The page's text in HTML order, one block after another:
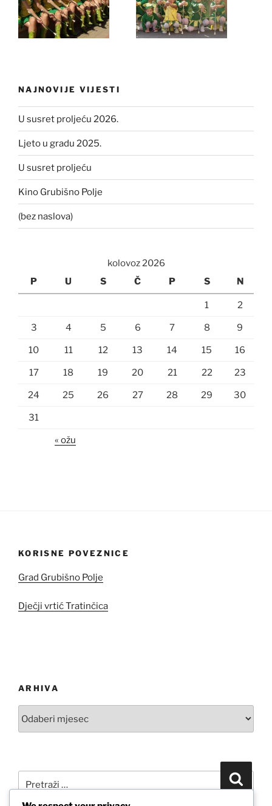
NAJNOVIJE VIJESTI
U susret proljeću 2026.
Ljeto u gradu 2025.
U susret proljeću
Kino Grubišno Polje
(bez naslova)
kolovoz 2026
P
U S Č P S N
1 2
3 4 5 6 7 8 9
10 11 12 13 14 15 16
17 18 19 20 21 22 23
24 25 26 27 28 29 30
31
« ožu
KORISNE POVEZNICE
Grad Grubišno Polje
Dječji vrtić Tratinčica
ARHIVA
Pretraži: